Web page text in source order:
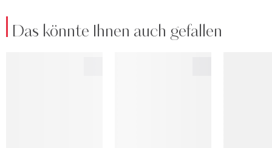
Das könnte Ihnen auch gefallen